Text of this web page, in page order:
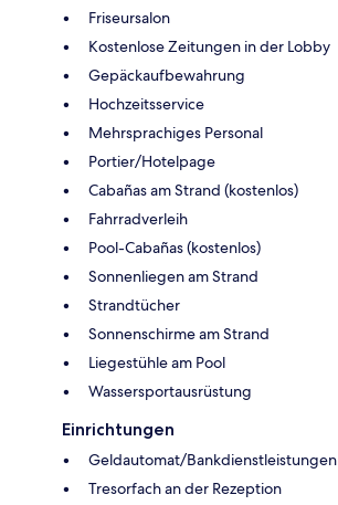
Friseursalon
Kostenlose Zeitungen in der Lobby
Gepäckaufbewahrung
Hochzeitsservice
Mehrsprachiges Personal
Portier/Hotelpage
Cabañas am Strand (kostenlos)
Fahrradverleih
Pool-Cabañas (kostenlos)
Sonnenliegen am Strand
Strandtücher
Sonnenschirme am Strand
Liegestühle am Pool
Wassersportausrüstung
Einrichtungen
Geldautomat/Bankdienstleistungen
Tresorfach an der Rezeption